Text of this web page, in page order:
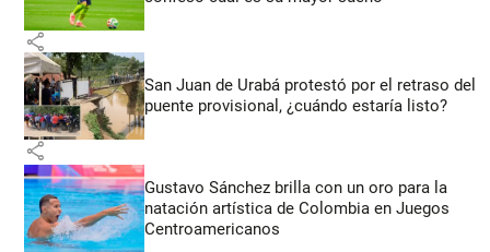
share
San Juan de Urabá protestó por el retraso del
puente provisional, ¿cuándo estaría listo?
share
Gustavo Sánchez brilla con un oro para la
natación artística de Colombia en Juegos
Centroamericanos